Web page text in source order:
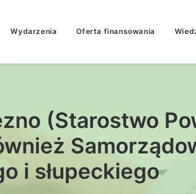
Wydarzenia Oferta finansowania
(Starostwo
i słupeckiego